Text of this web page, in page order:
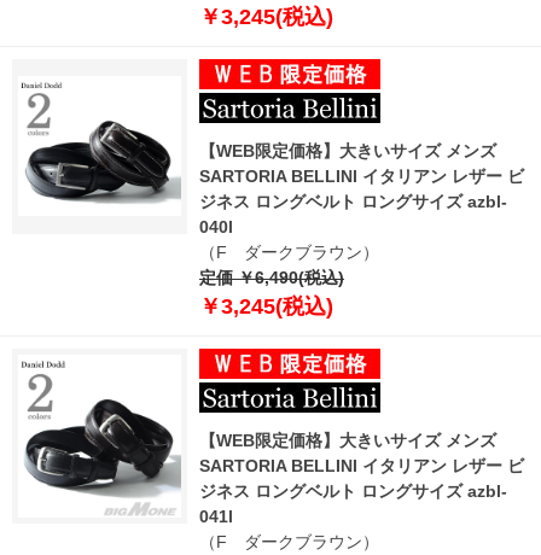
￥3,245(税込)
【WEB限定価格】大きいサイズ メンズ
SARTORIA BELLINI イタリアン レザー ビ
ジネス ロングベルト ロングサイズ azbl-
040l
（F ダークブラウン）
定価 ￥6,490(税込)
￥3,245(税込)
【WEB限定価格】大きいサイズ メンズ
SARTORIA BELLINI イタリアン レザー ビ
ジネス ロングベルト ロングサイズ azbl-
041l
（F ダークブラウン）